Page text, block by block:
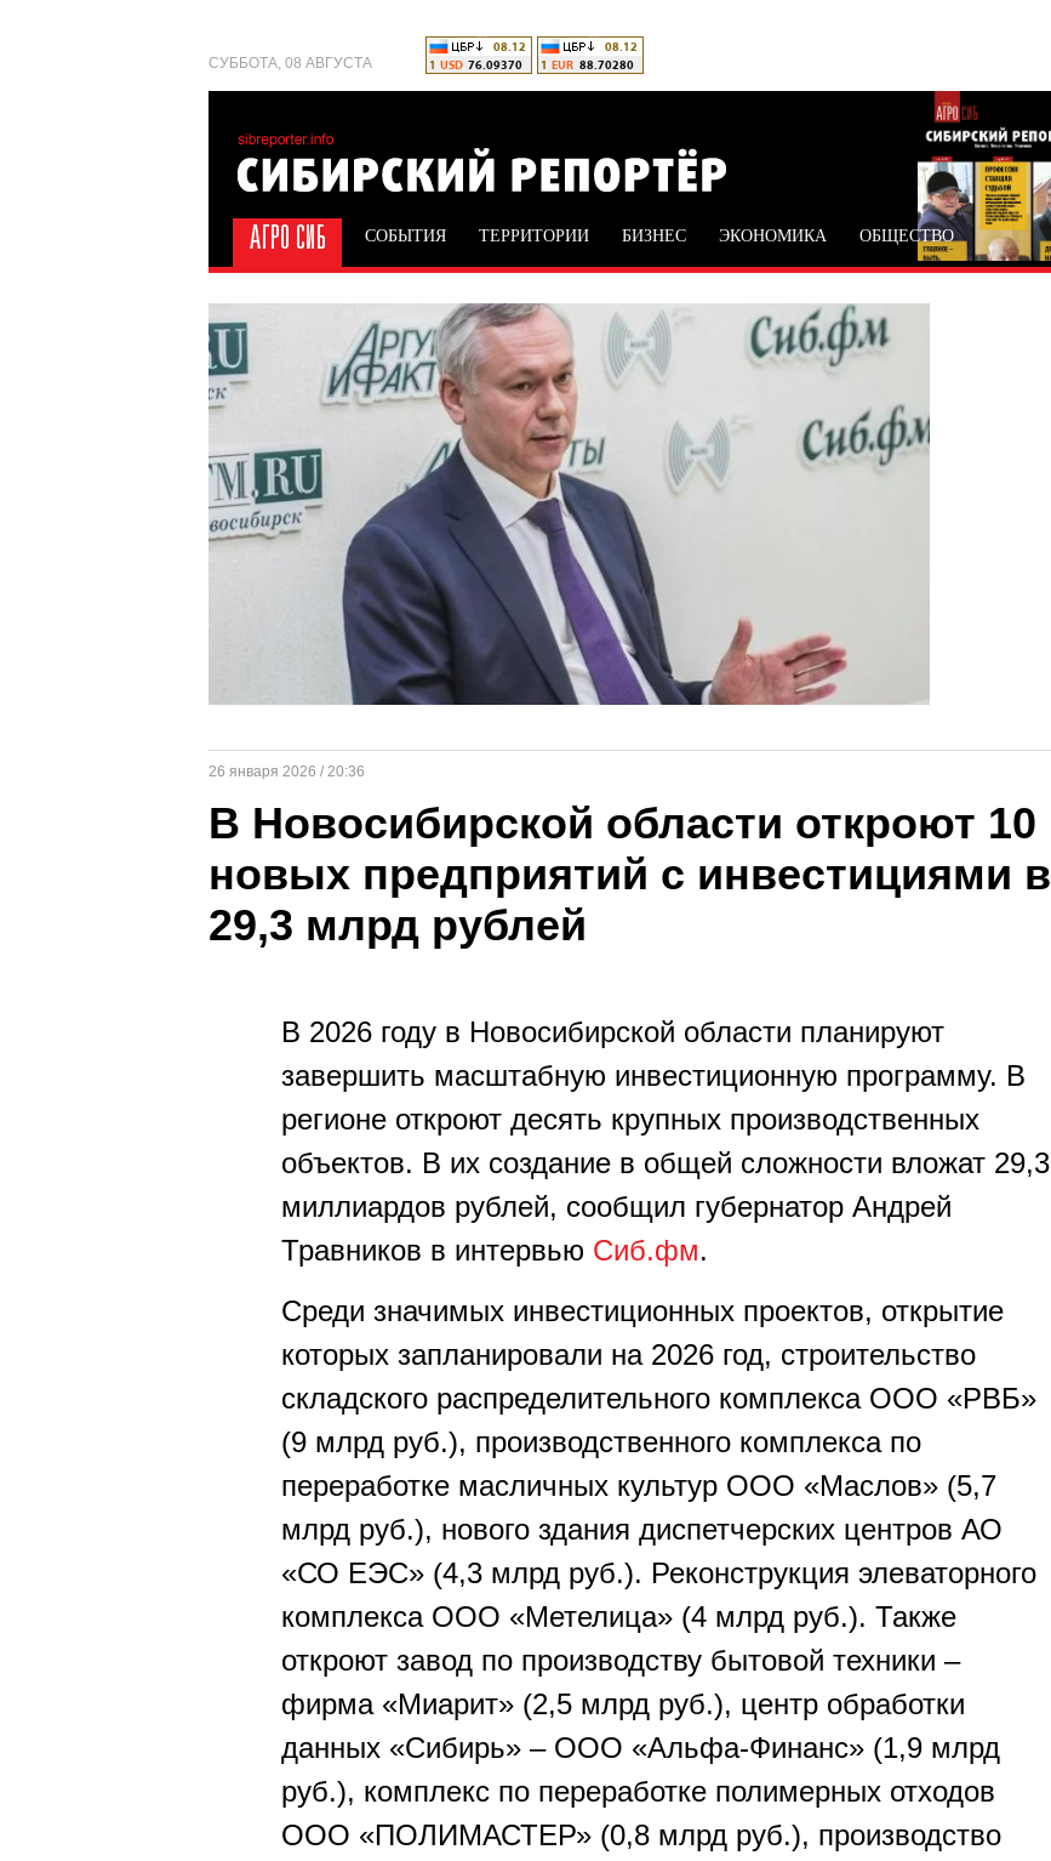
СУББОТА, 08 АВГУСТА
СОБЫТИЯ ТЕРРИТОРИИ БИЗНЕС ЭКОНОМИКА ОБЩЕСТВО
26 января 2026 / 20:36
В Новосибирской области откроют 10
новых предприятий с инвестициями в
29,3 млрд рублей
В 2026 году в Новосибирской области планируют
завершить масштабную инвестиционную программу. В
регионе откроют десять крупных производственных
объектов. В их создание в общей сложности вложат 29,3
миллиардов рублей, сообщил губернатор Андрей
Травников в интервью Сиб.фм.
Среди значимых инвестиционных проектов, открытие
которых запланировали на 2026 год, строительство
складского распределительного комплекса ООО «РВБ»
(9 млрд руб.), производственного комплекса по
переработке масличных культур ООО «Маслов» (5,7
млрд руб.), нового здания диспетчерских центров АО
«СО ЕЭС» (4,3 млрд руб.). Реконструкция элеваторного
комплекса ООО «Метелица» (4 млрд руб.). Также
откроют завод по производству бытовой техники –
фирма «Миарит» (2,5 млрд руб.), центр обработки
данных «Сибирь» – ООО «Альфа-Финанс» (1,9 млрд
руб.), комплекс по переработке полимерных отходов
ООО «ПОЛИМАСТЕР» (0,8 млрд руб.), производство